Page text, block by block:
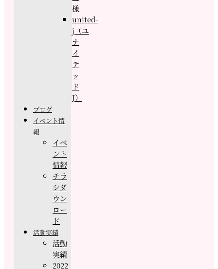
様
united-
j（ユ
ナ
イ
テ
ッ
ド
J）
ブログ
イベント情
報
イベ
ント
情報
チラ
シダ
ウン
ロー
ド
活動実績
活動
実績
2022